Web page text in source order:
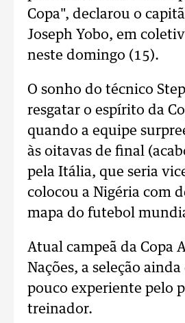
Copa", declarou o
Joseph Yobo, em
neste domingo (15).
O sonho do técnico
resgatar o espírito da
quando a equipe
às oitavas de final
pela Itália, que seria
colocou a Nigéria com
mapa do futebol
Atual campeã da Copa
Nações, a seleção
pouco experiente pelo
treinador.